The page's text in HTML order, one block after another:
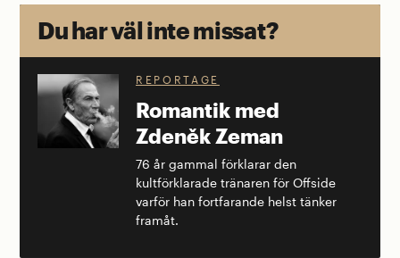
Du har väl inte missat?
REPORTAGE
Romantik med
Zdeněk Zeman
76 år gammal förklarar den
kultförklarade tränaren för Offside
varför han fortfarande helst tänker
framåt.